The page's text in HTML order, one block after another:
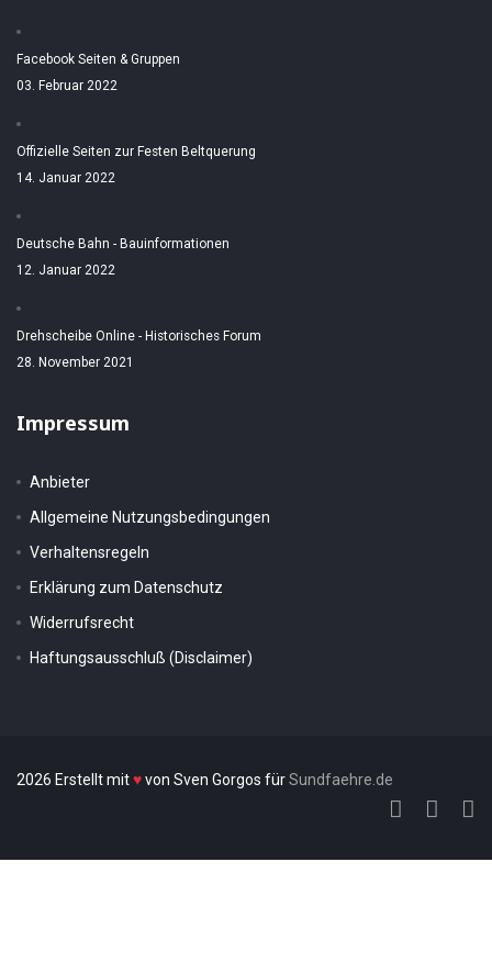
Facebook Seiten & Gruppen
03. Februar 2022
Offizielle Seiten zur Festen Beltquerung
14. Januar 2022
Deutsche Bahn - Bauinformationen
12. Januar 2022
Drehscheibe Online - Historisches Forum
28. November 2021
Impressum
Anbieter
Allgemeine Nutzungsbedingungen
Verhaltensregeln
Erklärung zum Datenschutz
Widerrufsrecht
Haftungsausschluß (Disclaimer)
2026 Erstellt mit♥von Sven Gorgos fürSundfaehre.de